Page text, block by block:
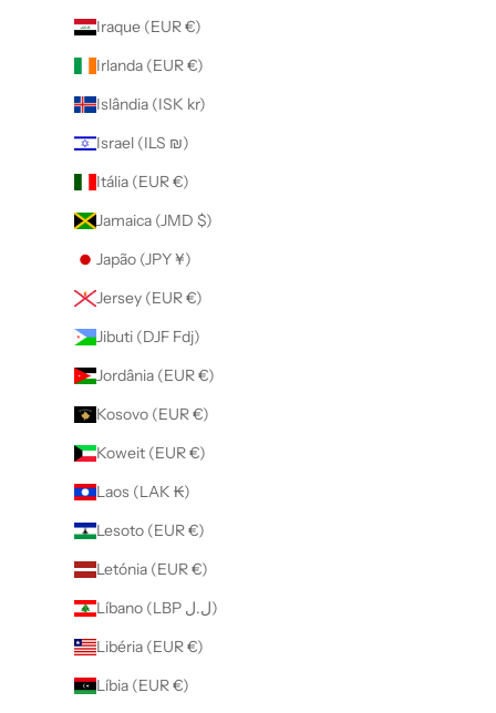
Iraque (EUR €)
Irlanda (EUR €)
Islândia (ISK kr)
Israel (ILS ₪)
Itália (EUR €)
Jamaica (JMD $)
Japão (JPY ¥)
Jersey (EUR €)
Jibuti (DJF Fdj)
Jordânia (EUR €)
Kosovo (EUR €)
Koweit (EUR €)
Laos (LAK ₭)
Lesoto (EUR €)
Letónia (EUR €)
Líbano (LBP ل.ل)
Libéria (EUR €)
Líbia (EUR €)